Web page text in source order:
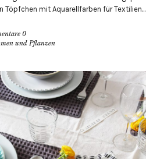
Töpfchen mit Aquarellfarben für Textilien...
0
und Pflanzen